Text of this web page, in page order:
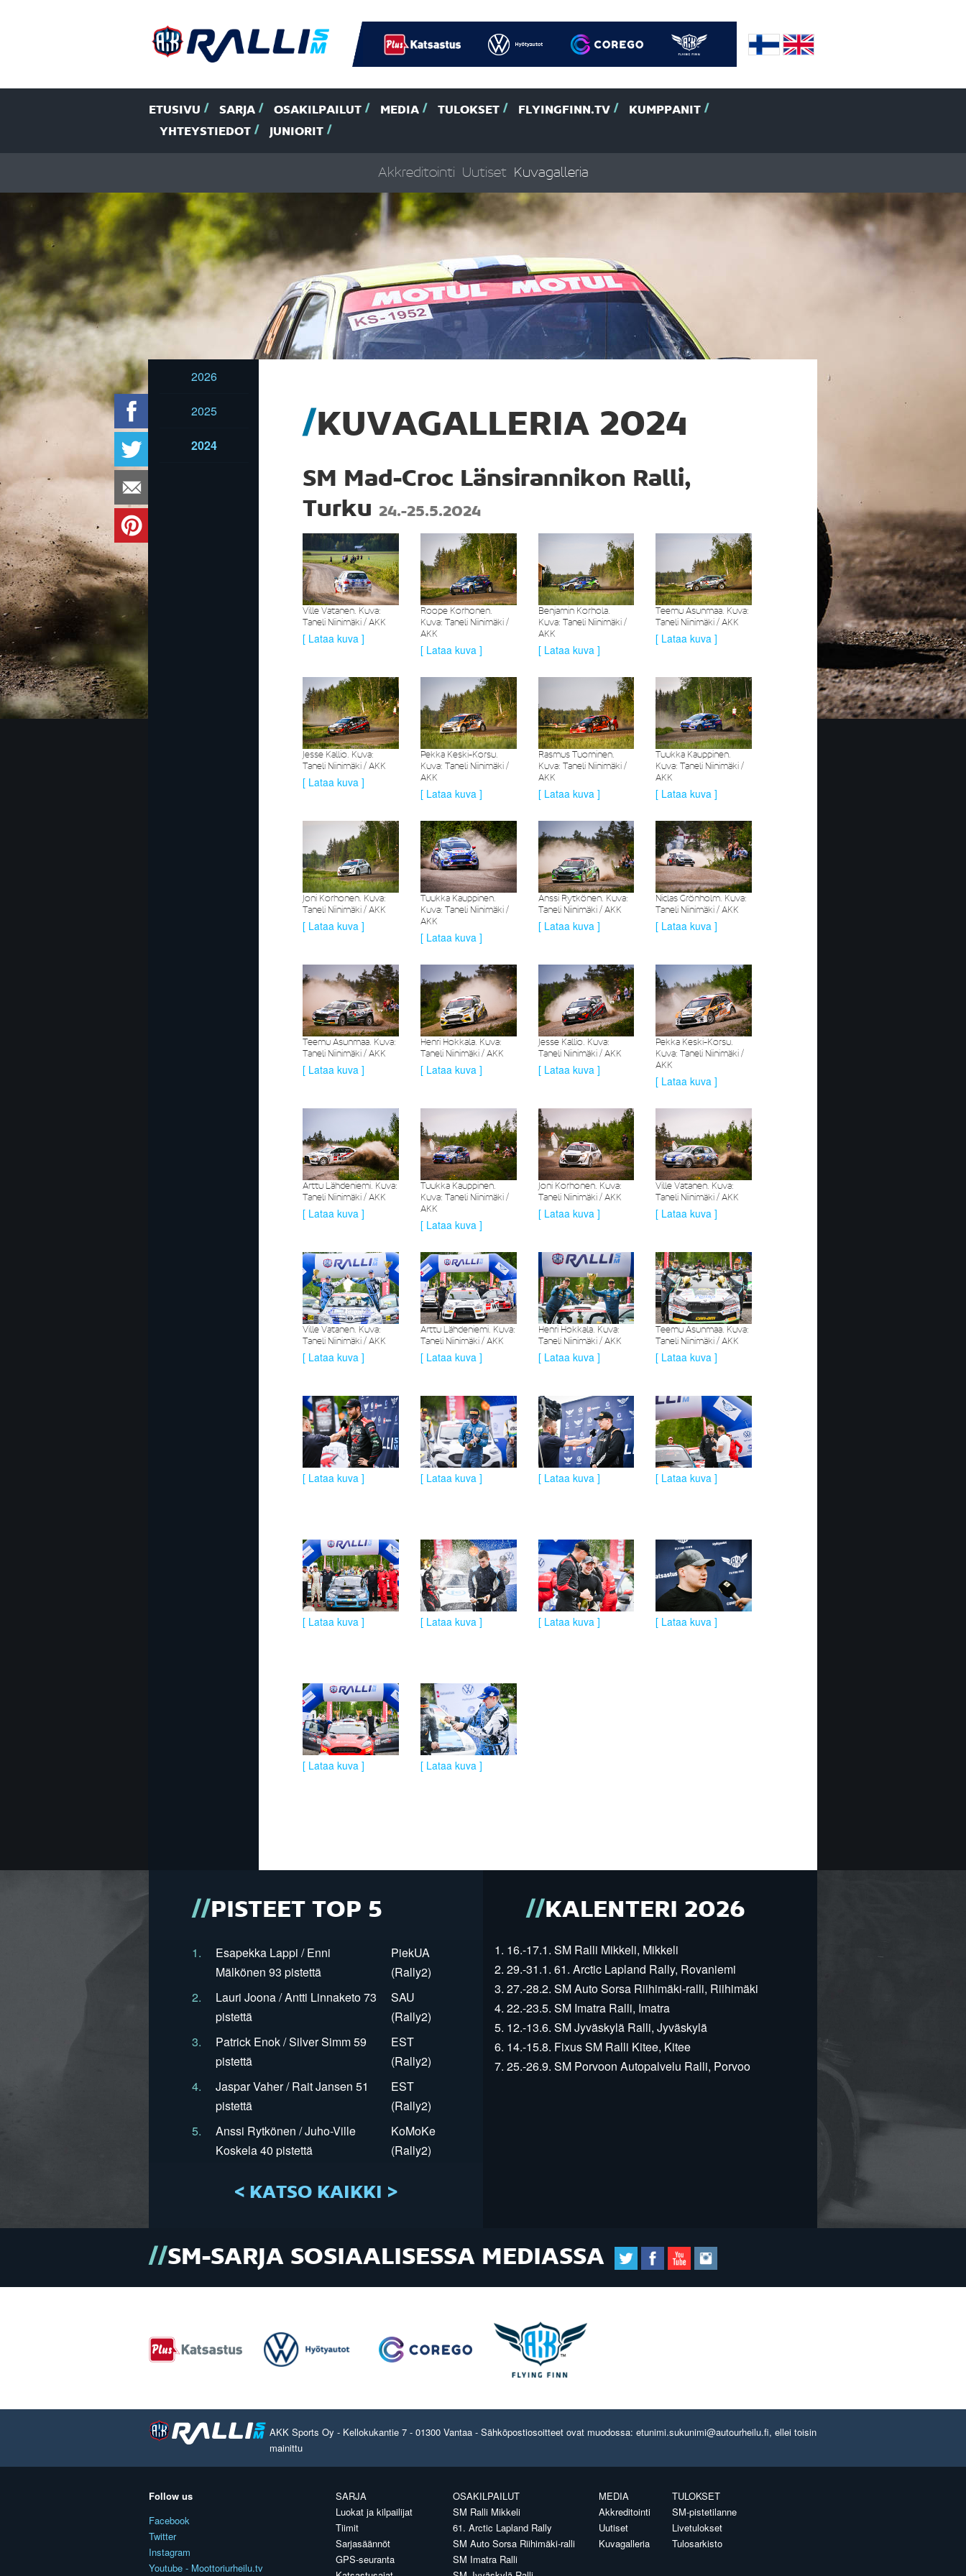
ETUSIVU SARJA OSAKILPAILUT MEDIA TULOKSET FLYINGFINN.TV
KUMPPANIT
YHTEYSTIEDOT
JUNIORIT
Akkreditointi Uutiset Kuvagalleria
2026
2025
2024
KUVAGALLERIA 2024
SM Mad-Croc Länsirannikon Ralli,
Turku 24.-25.5.2024
Ville Vatanen. Kuva:
Taneli Niinimäki / AKK
[ Lataa kuva ]
Roope Korhonen.
Kuva: Taneli Niinimäki /
AKK
[ Lataa kuva ]
Benjamin Korhola.
Kuva: Taneli Niinimäki /
AKK
[ Lataa kuva ]
Teemu Asunmaa. Kuva:
Taneli Niinimäki / AKK
[ Lataa kuva ]
Jesse Kallio. Kuva:
Taneli Niinimäki / AKK
[ Lataa kuva ]
Pekka Keski-Korsu.
Kuva: Taneli Niinimäki /
AKK
[ Lataa kuva ]
Rasmus Tuominen.
Kuva: Taneli Niinimäki /
AKK
[ Lataa kuva ]
Tuukka Kauppinen.
Kuva: Taneli Niinimäki /
AKK
[ Lataa kuva ]
Joni Korhonen. Kuva:
Taneli Niinimäki / AKK
[ Lataa kuva ]
Tuukka Kauppinen.
Kuva: Taneli Niinimäki /
AKK
[ Lataa kuva ]
Anssi Rytkönen. Kuva:
Taneli Niinimäki / AKK
[ Lataa kuva ]
Niclas Grönholm. Kuva:
Taneli Niinimäki / AKK
[ Lataa kuva ]
Teemu Asunmaa. Kuva:
Taneli Niinimäki / AKK
[ Lataa kuva ]
Henri Hokkala. Kuva:
Taneli Niinimäki / AKK
[ Lataa kuva ]
Jesse Kallio. Kuva:
Taneli Niinimäki / AKK
[ Lataa kuva ]
Pekka Keski-Korsu.
Kuva: Taneli Niinimäki /
AKK
[ Lataa kuva ]
Arttu Lähdeniemi. Kuva:
Taneli Niinimäki / AKK
[ Lataa kuva ]
Tuukka Kauppinen.
Kuva: Taneli Niinimäki /
AKK
[ Lataa kuva ]
Joni Korhonen. Kuva:
Taneli Niinimäki / AKK
[ Lataa kuva ]
Ville Vatanen. Kuva:
Taneli Niinimäki / AKK
[ Lataa kuva ]
Ville Vatanen. Kuva:
Taneli Niinimäki / AKK
[ Lataa kuva ]
Arttu Lähdeniemi. Kuva:
Taneli Niinimäki / AKK
[ Lataa kuva ]
Henri Hokkala. Kuva:
Taneli Niinimäki / AKK
[ Lataa kuva ]
Teemu Asunmaa. Kuva:
Taneli Niinimäki / AKK
[ Lataa kuva ]
[ Lataa kuva ] [ Lataa kuva ] [ Lataa kuva ] [ Lataa kuva ]
[ Lataa kuva ] [ Lataa kuva ] [ Lataa kuva ] [ Lataa kuva ]
[ Lataa kuva ] [ Lataa kuva ]
PISTEET TOP 5
1.
Esapekka Lappi / Enni
Mälkönen 93 pistettä
PiekUA
(Rally2)
2.
Lauri Joona / Antti Linnaketo 73
pistettä
SAU
(Rally2)
3.
Patrick Enok / Silver Simm 59
pistettä
EST
(Rally2)
4.
Jaspar Vaher / Rait Jansen 51
pistettä
EST
(Rally2)
5.
Anssi Rytkönen / Juho-Ville
Koskela 40 pistettä
KoMoKe
(Rally2)
< KATSO KAIKKI >
KALENTERI 2026
1. 16.-17.1. SM Ralli Mikkeli, Mikkeli
2. 29.-31.1. 61. Arctic Lapland Rally, Rovaniemi
3. 27.-28.2. SM Auto Sorsa Riihimäki-ralli, Riihimäki
4. 22.-23.5. SM Imatra Ralli, Imatra
5. 12.-13.6. SM Jyväskylä Ralli, Jyväskylä
6. 14.-15.8. Fixus SM Ralli Kitee, Kitee
7. 25.-26.9. SM Porvoon Autopalvelu Ralli, Porvoo
SM-SARJA SOSIAALISESSA MEDIASSA
AKK Sports Oy - Kellokukantie 7 - 01300 Vantaa - Sähköpostiosoitteet ovat muodossa: etunimi.sukunimi@autourheilu.fi, ellei toisin
mainittu
Follow us
Facebook
Twitter
Instagram
Youtube - Moottoriurheilu.tv
SARJA
Luokat ja kilpailijat
Tiimit
Sarjasäännöt
GPS-seuranta
OSAKILPAILUT
SM Ralli Mikkeli
61. Arctic Lapland Rally
SM Auto Sorsa Riihimäki-ralli
SM Imatra Ralli
MEDIA
Akkreditointi
Uutiset
Kuvagalleria
TULOKSET
SM-pistetilanne
Livetulokset
Tulosarkisto